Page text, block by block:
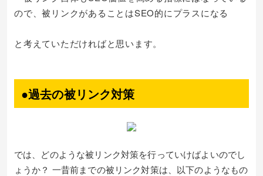
ので、被リンクがあることはSEO的にプラスになる
と考えていただければと思います。
●過去の被リンク対策
では、どのような被リンク対策を行っていけばよいのでし
ょうか？ 一昔前までの被リンク対策は、以下のようなもの